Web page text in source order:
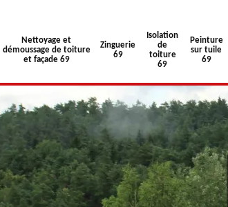
Nettoyage et
démoussage de toiture
et façade 69
Zinguerie
69
Isolation
de
toiture
69
Peinture
sur tuile
69